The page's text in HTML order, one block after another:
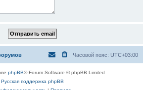
Часовой пояс: UTC+03:00
phpBB® Forum Software © phpBB Limited
Русская поддержка phpBB